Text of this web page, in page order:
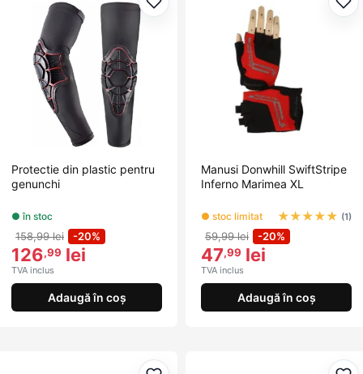
Adaugă la favorite
Protectie din plastic pentru
genunchi
● în stoc
158,99 lei -20%
126,99 lei
TVA inclus
Adaugă în coș
Manusi Donwhill SwiftStripe
Inferno Marimea XL
● stoc limitat ★★★★★ (1)
59,99 lei -20%
47,99 lei
TVA inclus
Adaugă în coș